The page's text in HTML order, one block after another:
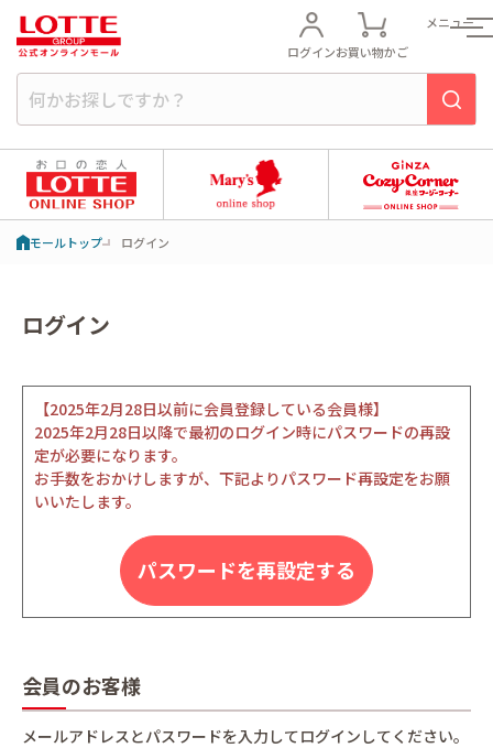
ログインお買い物かご
メニュー
モールトップ ログイン
ログイン
【2025年2月28日以前に会員登録している会員様】
2025年2月28日以降で最初のログイン時にパスワードの再設
定が必要になります。
お手数をおかけしますが、下記よりパスワード再設定をお願
いいたします。
パスワードを再設定する
会員のお客様
メールアドレスとパスワードを入力してログインしてください。